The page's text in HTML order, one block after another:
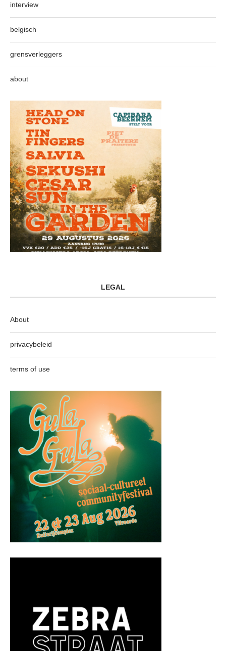
interview
belgisch
grensverleggers
about
LEGAL
About
privacybeleid
terms of use